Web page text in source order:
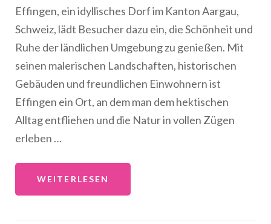
Effingen, ein idyllisches Dorf im Kanton Aargau,
Schweiz, lädt Besucher dazu ein, die Schönheit und
Ruhe der ländlichen Umgebung zu genießen. Mit
seinen malerischen Landschaften, historischen
Gebäuden und freundlichen Einwohnern ist
Effingen ein Ort, an dem man dem hektischen
Alltag entfliehen und die Natur in vollen Zügen
erleben …
WEITERLESEN